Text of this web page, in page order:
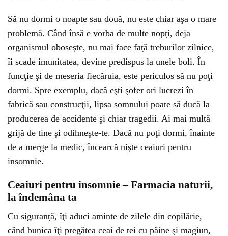
Să nu dormi o noapte sau două, nu este chiar aşa o mare
problemă. Când însă e vorba de multe nopţi, deja
organismul oboseşte, nu mai face faţă treburilor zilnice,
îi scade imunitatea, devine predispus la unele boli. În
funcţie şi de meseria fiecăruia, este periculos să nu poţi
dormi. Spre exemplu, dacă eşti şofer ori lucrezi în
fabrică sau construcţii, lipsa somnului poate să ducă la
producerea de accidente şi chiar tragedii. Ai mai multă
grijă de tine şi odihneşte-te. Dacă nu poţi dormi, înainte
de a merge la medic, încearcă nişte ceaiuri pentru
insomnie.
Ceaiuri pentru insomnie – Farmacia naturii,
la îndemâna ta
Cu siguranţă, îţi aduci aminte de zilele din copilărie,
când bunica îţi pregătea ceai de tei cu pâine şi magiun,